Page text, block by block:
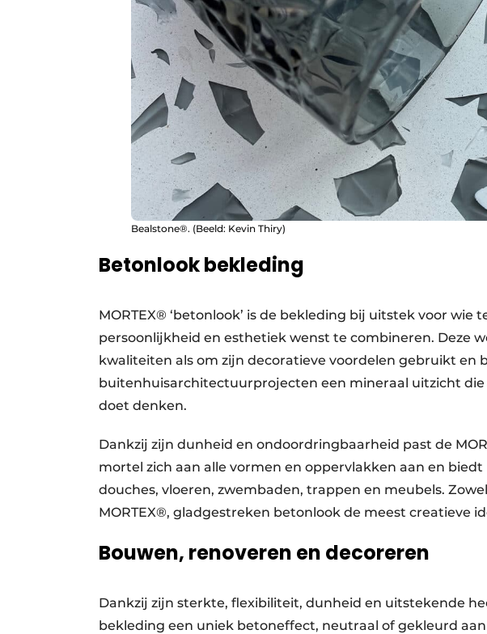
Bealstone®. (Beeld: Kevin Thiry)
Betonlook bekleding
MORTEX® ‘betonlook’ is de bekleding bij uitstek voor wie
persoonlijkheid en esthetiek wenst te combineren. Deze
kwaliteiten als om zijn decoratieve voordelen gebruikt en
buitenhuisarchitectuurprojecten een mineraal uitzicht die
doet denken.
Dankzij zijn dunheid en ondoordringbaarheid past de
mortel zich aan alle vormen en oppervlakken aan en
douches, vloeren, zwembaden, trappen en meubels.
MORTEX®, gladgestreken betonlook de meest creatieve
Bouwen, renoveren en decoreren
Dankzij zijn sterkte, flexibiliteit, dunheid en uitstekende
bekleding een uniek betoneffect, neutraal of gekleurd